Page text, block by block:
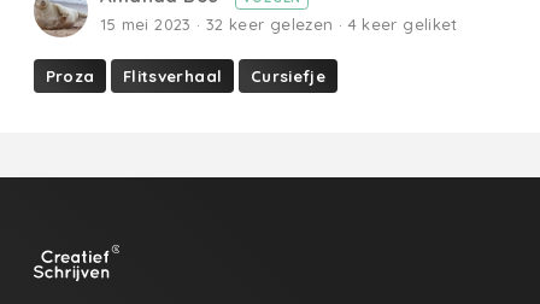
15 mei 2023 · 32 keer gelezen · 4 keer geliket
Proza Flitsverhaal Cursiefje